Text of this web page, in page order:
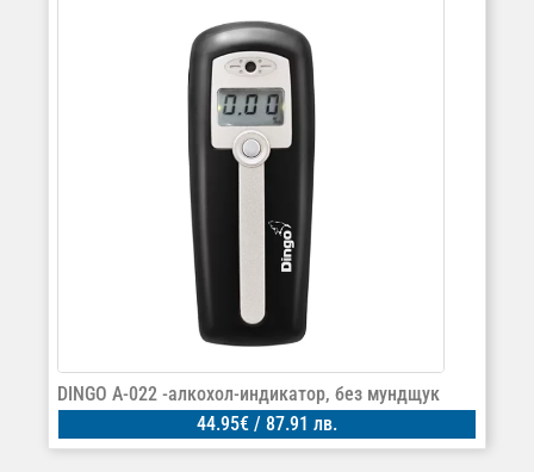
DINGO A-022 -алкохол-индикатор, без мундщук
44.95€ / 87.91 лв.